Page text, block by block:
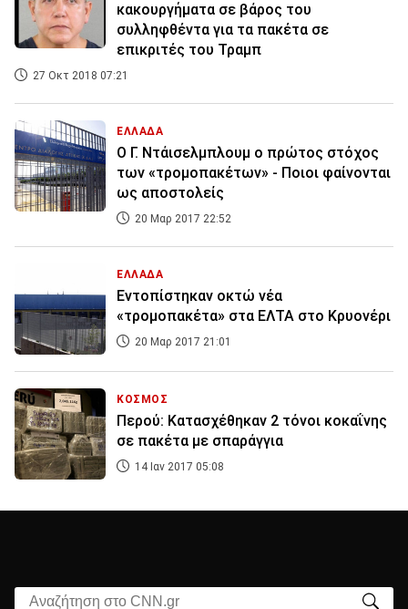
κακουργήματα σε βάρος του
συλληφθέντα για τα πακέτα σε
επικριτές του Τραμπ
27 Οκτ 2018 07:21
ΕΛΛΑΔΑ
Ο Γ. Ντάισελμπλουμ ο πρώτος στόχος
των «τρομοπακέτων» - Ποιοι φαίνονται
ως αποστολείς
20 Μαρ 2017 22:52
ΕΛΛΑΔΑ
Εντοπίστηκαν οκτώ νέα
«τρομοπακέτα» στα ΕΛΤΑ στο Κρυονέρι
20 Μαρ 2017 21:01
ΚΟΣΜΟΣ
Περού: Κατασχέθηκαν 2 τόνοι κοκαΐνης
σε πακέτα με σπαράγγια
14 Ιαν 2017 05:08
Αναζήτηση στο CNN.gr